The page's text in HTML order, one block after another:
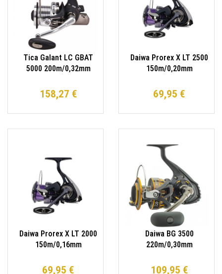
Tica Galant LC GBAT
5000 200m/0,32mm
158,27 €
Daiwa Prorex X LT 2500
150m/0,20mm
69,95 €
Daiwa Prorex X LT 2000
150m/0,16mm
69,95 €
Daiwa BG 3500
220m/0,30mm
109,95 €